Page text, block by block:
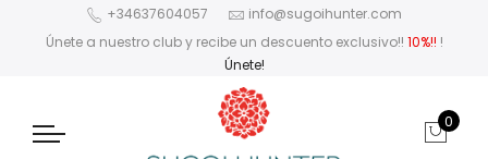
+34637604057
info@sugoihunter.com
Únete a nuestro club y recibe un descuento exclusivo!! 10%!! !
Únete!
0